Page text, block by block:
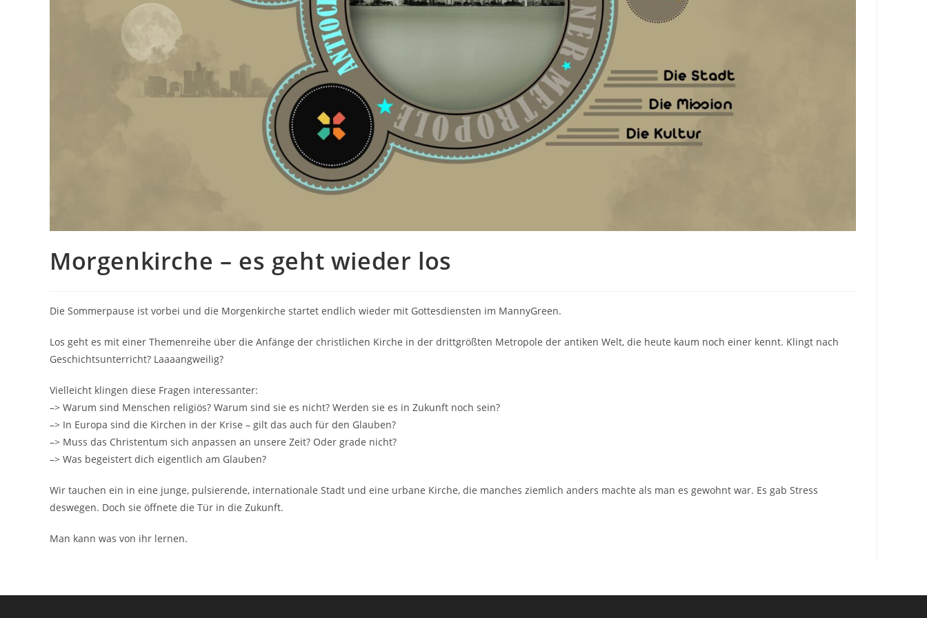
Morgenkirche – es geht wieder los
Die Sommerpause ist vorbei und die Morgenkirche startet endlich wieder mit Gottesdiensten im MannyGreen.
Los geht es mit einer Themenreihe über die Anfänge der christlichen Kirche in der drittgrößten Metropole der antiken Welt, die heute kaum noch einer kennt. Klingt nach
Geschichtsunterricht? Laaaangweilig?
Vielleicht klingen diese Fragen interessanter:
–> Warum sind Menschen religiös? Warum sind sie es nicht? Werden sie es in Zukunft noch sein?
–> In Europa sind die Kirchen in der Krise – gilt das auch für den Glauben?
–> Muss das Christentum sich anpassen an unsere Zeit? Oder grade nicht?
–> Was begeistert dich eigentlich am Glauben?
Wir tauchen ein in eine junge, pulsierende, internationale Stadt und eine urbane Kirche, die manches ziemlich anders machte als man es gewohnt war. Es gab Stress
deswegen. Doch sie öffnete die Tür in die Zukunft.
Man kann was von ihr lernen.